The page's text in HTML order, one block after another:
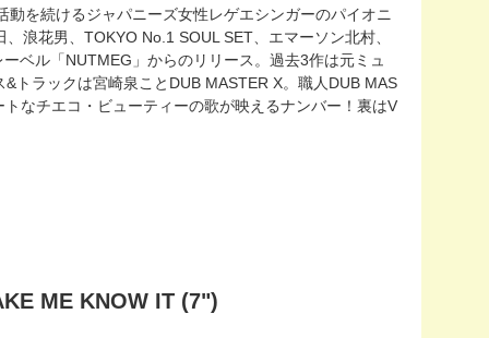
を続けるジャパニーズ女性レゲエシンガーのパイオニ
浪花男、TOKYO No.1 SOUL SET、エマーソン北村、
ル「NUTMEG」からのリリース。過去3作は元ミュ
トラックは宮崎泉ことDUB MASTER X。職人DUB MAS
なチエコ・ビューティーの歌が映えるナンバー！裏はV
ME KNOW IT (7")